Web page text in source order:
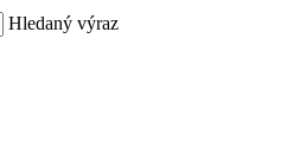
Hledaný výraz